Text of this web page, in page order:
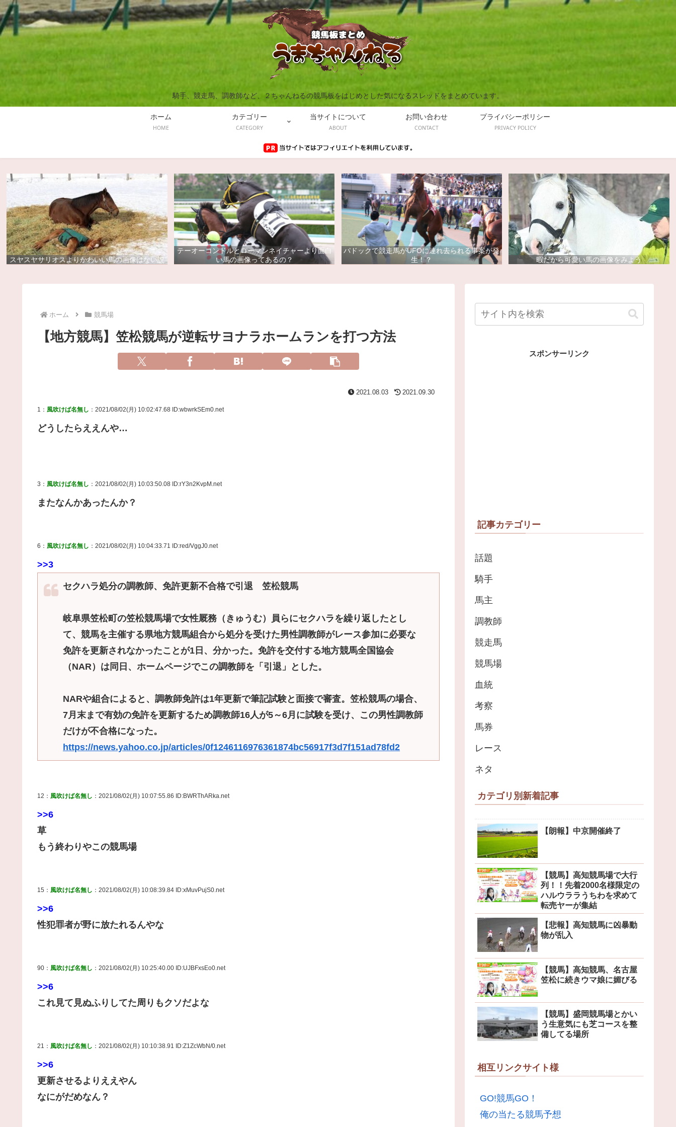
騎手、競走馬、調教師など、２ちゃんねるの競馬板をはじめとした気になるスレッドをまとめています。
ホーム
HOME
カテゴリー
CATEGORY
当サイトについて
ABOUT
お問い合わせ
CONTACT
プライバシーポリシー
PRIVACY POLICY
スヤスヤサリオスよりかわいい馬の画像はない説
テーオーコンドルとローマンネイチャーより面白
い馬の画像ってあるの？
パドックで競走馬がUFOに連れ去られる事案が発
生！？
暇だから可愛い馬の画像をみよう
ホーム 競馬場
【地方競馬】笠松競馬が逆転サヨナラホームランを打つ方法
2021.08.03 2021.09.30
1： 風吹けば名無し ：2021/08/02(月) 10:02:47.68 ID:wbwrkSEm0.net
どうしたらええんや…
3： 風吹けば名無し ：2021/08/02(月) 10:03:50.08 ID:rY3n2KvpM.net
またなんかあったんか？
6： 風吹けば名無し ：2021/08/02(月) 10:04:33.71 ID:red/VggJ0.net
>>3
セクハラ処分の調教師、免許更新不合格で引退 笠松競馬
岐阜県笠松町の笠松競馬場で女性厩務（きゅうむ）員らにセクハラを繰り返したとし
て、競馬を主催する県地方競馬組合から処分を受けた男性調教師がレース参加に必要な
免許を更新されなかったことが1日、分かった。免許を交付する地方競馬全国協会
（NAR）は同日、ホームページでこの調教師を「引退」とした。
NARや組合によると、調教師免許は1年更新で筆記試験と面接で審査。笠松競馬の場合、
7月末まで有効の免許を更新するため調教師16人が5～6月に試験を受け、この男性調教師
だけが不合格になった。
https://news.yahoo.co.jp/articles/0f1246116976361874bc56917f3d7f151ad78fd2
12： 風吹けば名無し ：2021/08/02(月) 10:07:55.86 ID:BWRThARka.net
>>6
草
もう終わりやこの競馬場
15： 風吹けば名無し ：2021/08/02(月) 10:08:39.84 ID:xMuvPujS0.net
>>6
性犯罪者が野に放たれるんやな
90： 風吹けば名無し ：2021/08/02(月) 10:25:40.00 ID:UJBFxsEo0.net
>>6
これ見て見ぬふりしてた周りもクソだよな
21： 風吹けば名無し ：2021/08/02(月) 10:10:38.91 ID:Z1ZcWbN/0.net
>>6
更新させるよりええやん
なにがだめなん？
スポンサーリンク
記事カテゴリー
話題
騎手
馬主
調教師
競走馬
競馬場
血統
考察
馬券
レース
ネタ
カテゴリ別新着記事
【朗報】中京開催終了
【競馬】高知競馬場で大行
列！！先着2000名様限定の
ハルウララうちわを求めて
転売ヤーが集結
【悲報】高知競馬に凶暴動
物が乱入
【競馬】高知競馬、名古屋
笠松に続きウマ娘に媚びる
【競馬】盛岡競馬場とかい
う生意気にも芝コースを整
備してる場所
相互リンクサイト様
GO!競馬GO！
俺の当たる競馬予想